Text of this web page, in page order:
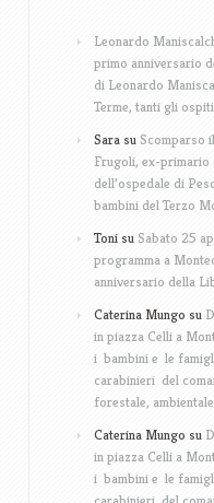
Leonardo
primo anniversario
di Leonardo
Terme, tanti gli
Sara su Scomparso
Frugoli, ex-primario
dell’ospedale di
bambini del Terzo
Toni suSabato 25
programma a
anniversario della
Caterina Mungo su
in piazza Celli a
i bambini e le
carabinieri del
forestale,
Caterina Mungo su
in piazza Celli a
i bambini e le